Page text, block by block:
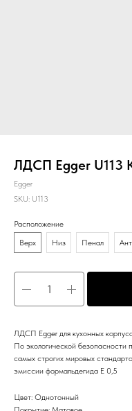
ЛДСП Egger U113
Egger
SKU: U113
Расположение
Верх
Низ Пенал
ЛДСП Egger для кухонных
По экологической безопасности
самых строгих мировых
эмиссии формальдегида Е 0,5
Цвет: Однотонный